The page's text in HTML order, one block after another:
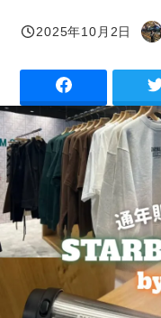
投稿日
2025年10月2日
著